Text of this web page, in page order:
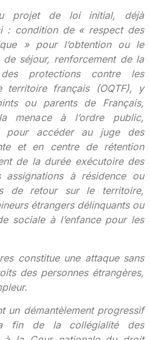
projet de loi initial, déjà
: condition de « respect des
» pour l’obtention ou le
de séjour, renforcement de la
protections contre les
français (OQTF), y
ou parents de Français,
menace à l’ordre public,
pour accéder au juge des
et en centre de rétention
de la durée exécutoire des
à résidence ou
de retour sur le territoire,
étrangers délinquants ou
sociale à l’enfance pour les
constitue une attaque sans
des personnes étrangères,
un démantèlement progressif
fin de la collégialité des